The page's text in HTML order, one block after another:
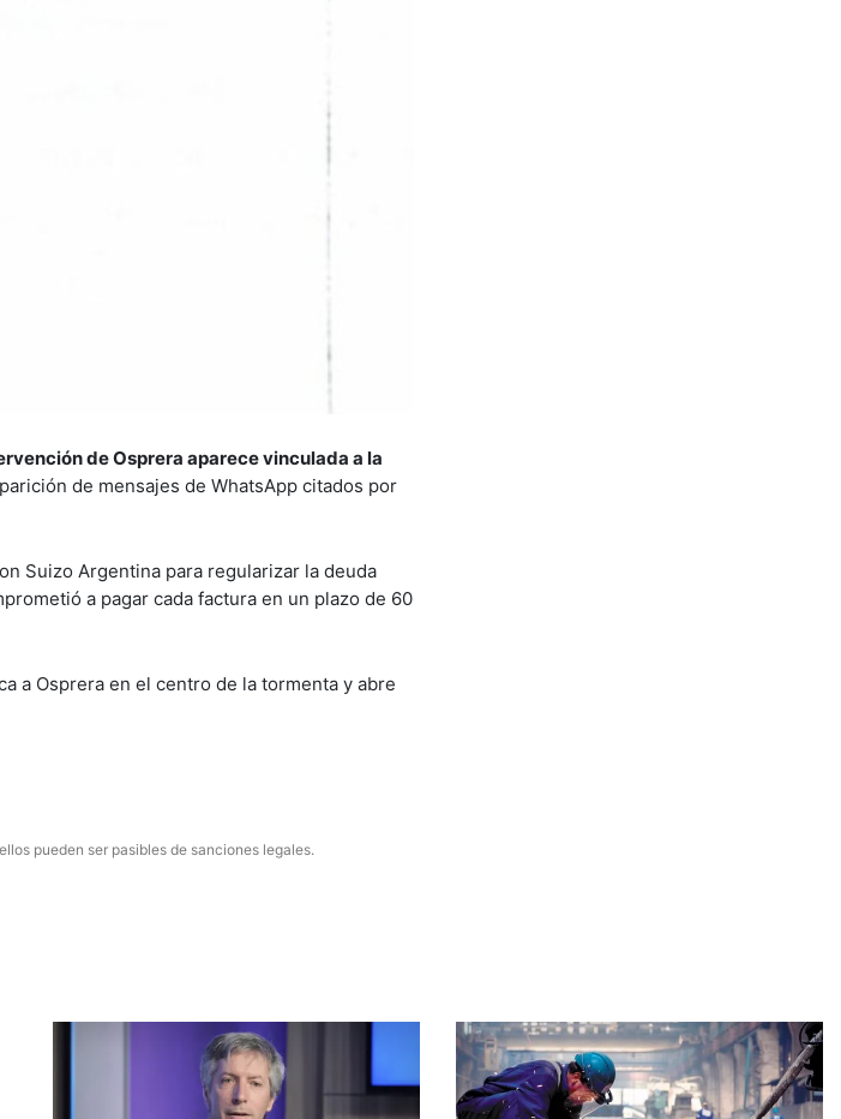
de Osprera aparece vinculada a la
de mensajes de WhatsApp citados por
Suizo Argentina para regularizar la deuda
a pagar cada factura en un plazo de 60
a Osprera en el centro de la tormenta y abre
pueden ser pasibles de sanciones legales.